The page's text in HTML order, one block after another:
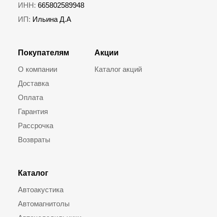
Покупателям
О компании
Доставка
Оплата
Гарантия
Рассрочка
Возвраты
Каталог
Автоакустика
Автомагнитолы
Акции
Каталог акций
ИНН: 665802589948
ИП: Ильина Д.А